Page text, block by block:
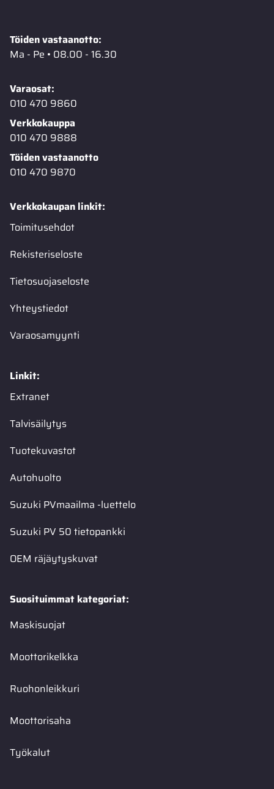
Töiden vastaanotto:
Ma - Pe • 08.00 - 16.30
Varaosat:
010 470 9860
Verkkokauppa
010 470 9888
Töiden vastaanotto
010 470 9870
Verkkokaupan linkit:
Toimitusehdot
Rekisteriseloste
Tietosuojaseloste
Yhteystiedot
Varaosamyynti
Linkit:
Extranet
Talvisäilytys
Tuotekuvastot
Autohuolto
Suzuki PVmaailma -luettelo
Suzuki PV 50 tietopankki
OEM räjäytyskuvat
Suosituimmat kategoriat:
Maskisuojat
Moottorikelkka
Ruohonleikkuri
Moottorisaha
Työkalut